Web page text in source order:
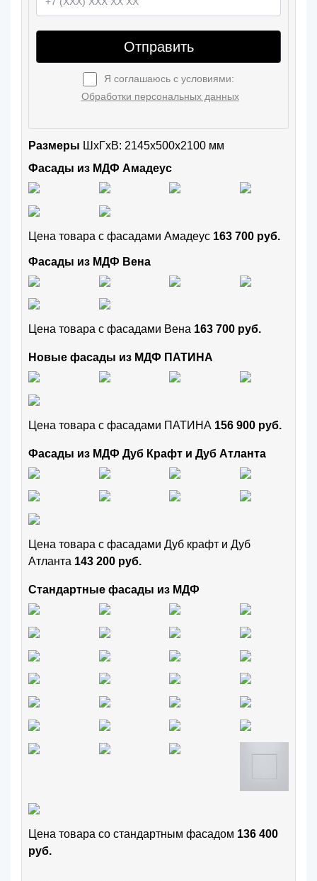
Отправить
Я соглашаюсь с условиями:
Обработки персональных данных
Размеры ШxГхВ: 2145x500x2100 мм
Фасады из МДФ Амадеус
Цена товара с фасадами Амадеус 163 700 руб.
Фасады из МДФ Вена
Цена товара с фасадами Вена 163 700 руб.
Новые фасады из МДФ ПАТИНА
Цена товара с фасадами ПАТИНА 156 900 руб.
Фасады из МДФ Дуб Крафт и Дуб Атланта
Цена товара с фасадами Дуб крафт и Дуб
Атланта 143 200 руб.
Стандартные фасады из МДФ
Цена товара cо стандартным фасадом 136 400
руб.